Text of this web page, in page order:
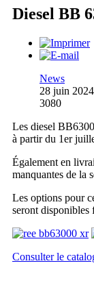
Diesel BB
News
28 juin 2024
3080
Les diesel
à partir du 1er
Également en
manquantes de la
Les options pour
seront disponibles
Consulter le